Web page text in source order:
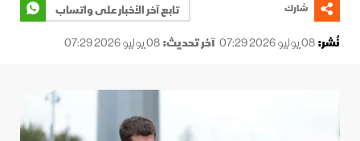
شارك
تابع آخر الأخبار على واتساب
نُشر:08 يوليو 2026 07:29 آخر تحديث:08 يوليو 2026 07:29